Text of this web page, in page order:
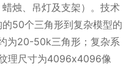
烛、吊灯及支架）。技术
50个三角形到复杂模型的
为20-50k三角形；复杂系
理尺寸为4096x4096像